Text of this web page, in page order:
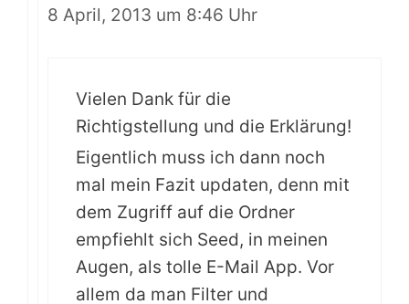
8 April, 2013 um 8:46 Uhr
Vielen Dank für die
Richtigstellung und die Erklärung!
Eigentlich muss ich dann noch
mal mein Fazit updaten, denn mit
dem Zugriff auf die Ordner
empfiehlt sich Seed, in meinen
Augen, als tolle E-Mail App. Vor
allem da man Filter und